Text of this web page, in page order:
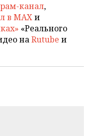
канал,
в MAXи
«Реального
наRutube и